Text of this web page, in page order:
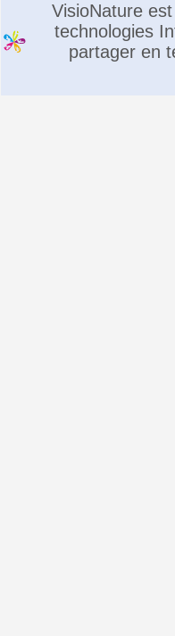
VisioNature
technologies
partager en